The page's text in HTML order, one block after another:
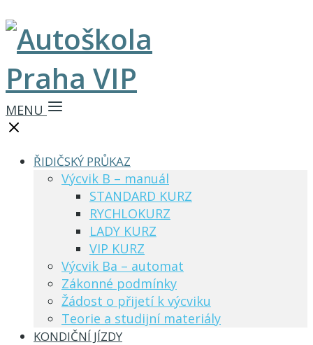
MENU
ŘIDIČSKÝ PRŮKAZ
Výcvik B – manuál
STANDARD KURZ
RYCHLOKURZ
LADY KURZ
VIP KURZ
Výcvik Ba – automat
Zákonné podmínky
Žádost o přijetí k výcviku
Teorie a studijní materiály
KONDIČNÍ JÍZDY